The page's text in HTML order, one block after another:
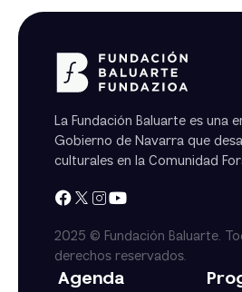
La Fundación Baluarte es una
Gobierno de Navarra que
culturales en la Comunidad
2025 © Fundación Baluarte.
derechos reservados.
Agenda